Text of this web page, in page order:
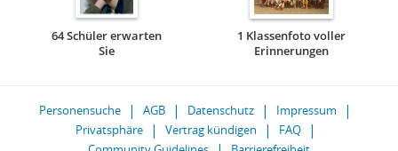
64 Schüler erwarten
Sie
1 Klassenfoto voller
Erinnerungen
Personensuche AGB Datenschutz
Impressum
Privatsphäre
Vertrag kündigen
FAQ